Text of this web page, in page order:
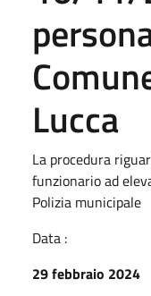
Lucca
La procedura
funzionario ad
Polizia municipale
Data :
29 febbraio 2024